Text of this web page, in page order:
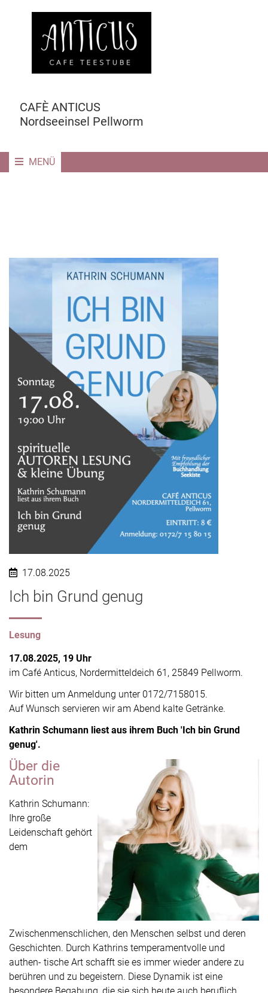
CAFÈ ANTICUS
Nordseeinsel Pellworm
MENÜ
17.08.2025
Ich bin Grund genug
Lesung
17.08.2025, 19 Uhr
im Café Anticus, Nordermitteldeich 61, 25849 Pellworm.
Wir bitten um Anmeldung unter 0172/7158015.
Auf Wunsch servieren wir am Abend kalte Getränke.
Kathrin Schumann liest aus ihrem Buch 'Ich bin Grund
genug'.
Über die
Autorin
Kathrin Schumann:
Ihre große
Leidenschaft gehört
dem
Zwischenmenschlichen, den Menschen selbst und deren
Geschichten. Durch Kathrins temperamentvolle und
authen- tische Art schafft sie es immer wieder andere zu
berühren und zu begeistern. Diese Dynamik ist eine